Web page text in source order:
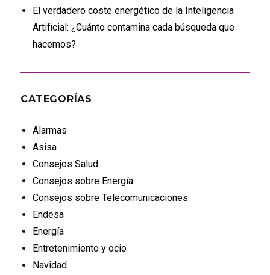
El verdadero coste energético de la Inteligencia
Artificial: ¿Cuánto contamina cada búsqueda que
hacemos?
CATEGORÍAS
Alarmas
Asisa
Consejos Salud
Consejos sobre Energía
Consejos sobre Telecomunicaciones
Endesa
Energía
Entretenimiento y ocio
Navidad